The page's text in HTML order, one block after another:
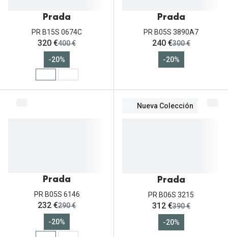
Prada
PR B15S 0674C
ahora:
320 €antes:
400 €
-20%
Prada
PR B05S 3890A7
ahora:
240 €antes:
300 €
-20%
Prada
PR B05S 6146
ahora:
232 €antes:
290 €
-20%
Nueva Colección
Prada
PR B06S 3215
ahora:
312 €antes:
390 €
-20%